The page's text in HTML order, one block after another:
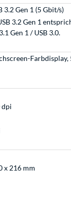
3.2 Gen 1 (5 Gbit/s)
3.2 Gen 1
Gen 1 / USB 3.0.
dpi
x 216 mm